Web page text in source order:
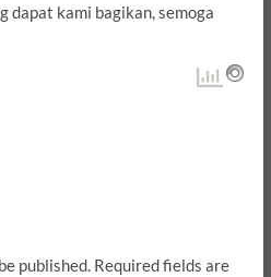
kami bagikan, semoga
published. Required fields are